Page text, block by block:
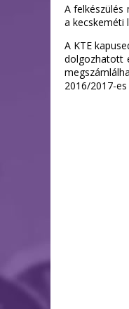
A felkészülés
a kecskeméti
A KTE
dolgozhatott
2016/2017-